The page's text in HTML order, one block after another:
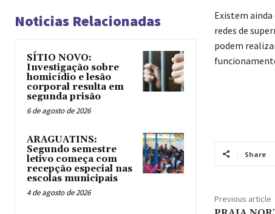
Noticias Relacionadas
SÍTIO NOVO:
Investigação sobre
homicídio e lesão
corporal resulta em
segunda prisão
6 de agosto de 2026
ARAGUATINS:
Segundo semestre
letivo começa com
recepção especial nas
escolas municipais
4 de agosto de 2026
Existem
redes de
podem
Share
Previous article